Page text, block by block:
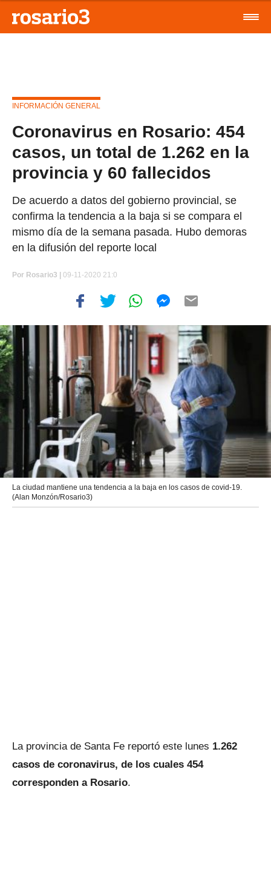
INFORMACIÓN GENERAL
Coronavirus en Rosario: 454
casos, un total de 1.262 en la
provincia y 60 fallecidos
De acuerdo a datos del gobierno provincial, se
confirma la tendencia a la baja si se compara el
mismo día de la semana pasada. Hubo demoras
en la difusión del reporte local
Por Rosario3 | 09-11-2020 21:0
La ciudad mantiene una tendencia a la baja en los casos de covid-19.
(Alan Monzón/Rosario3)
La provincia de Santa Fe reportó este lunes 1.262
casos de coronavirus, de los cuales 454
corresponden a Rosario.